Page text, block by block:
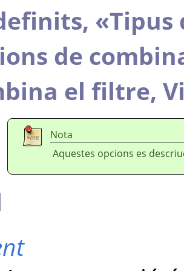
«Tipus
de
el filtre,
Nota
Aquestes opcions es